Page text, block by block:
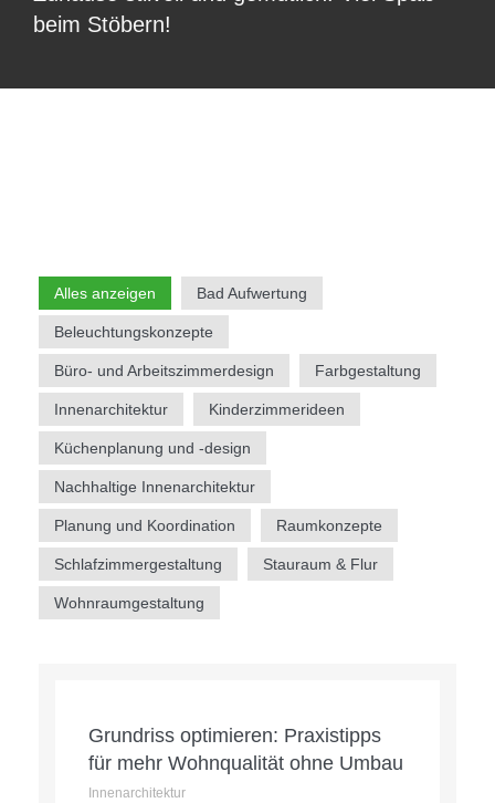
beim Stöbern!
Alles anzeigen Bad Aufwertung
Beleuchtungskonzepte
Büro- und Arbeitszimmerdesign Farbgestaltung
Innenarchitektur Kinderzimmerideen
Küchenplanung und -design
Nachhaltige Innenarchitektur
Planung und Koordination Raumkonzepte
Schlafzimmergestaltung Stauraum & Flur
Wohnraumgestaltung
Grundriss optimieren: Praxistipps
für mehr Wohnqualität ohne Umbau
Innenarchitektur